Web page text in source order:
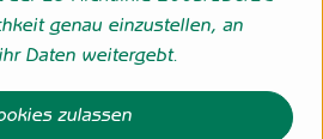
genau einzustellen, an
Daten weitergebt.
zulassen